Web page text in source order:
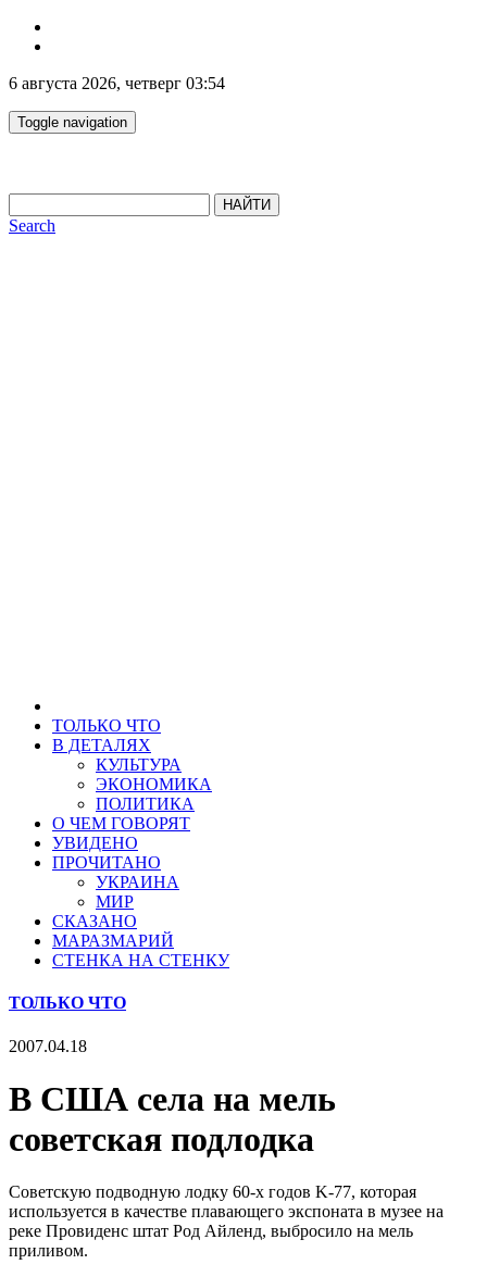
6 августа 2026, четверг 03:54
Toggle navigation
НАЙТИ
Search
ТОЛЬКО ЧТО
В ДЕТАЛЯХ
КУЛЬТУРА
ЭКОНОМИКА
ПОЛИТИКА
О ЧЕМ ГОВОРЯТ
УВИДЕНО
ПРОЧИТАНО
УКРАИНА
МИР
СКАЗАНО
МАРАЗМАРИЙ
СТЕНКА НА СТЕНКУ
ТОЛЬКО ЧТО
2007.04.18
В США села на мель
советская подлодка
Советскую подводную лодку 60-х годов K-77, которая
используется в качестве плавающего экспоната в музее на
реке Провиденс штат Род Айленд, выбросило на мель
приливом.